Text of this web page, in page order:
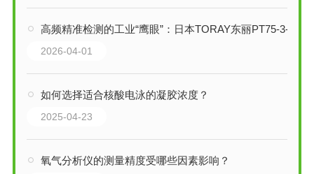
高频精准检测的工业“鹰眼”：日本TORAY东丽PT75-3-12.7超声波换能器
2026-04-01
如何选择适合核酸电泳的凝胶浓度？
2025-04-23
氧气分析仪的测量精度受哪些因素影响？